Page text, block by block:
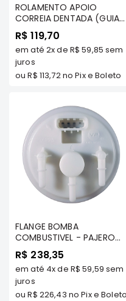
Pajero
ROLAMENTO APOIO
CORREIA DENTADA (GUIA)
- SPACE WAGON 2.4 16V/
LANCER 92/01 / GALANT
2.0 92 / AIRTREK 2.4 (NAO
MIVEC)/ L200 TRITON 2.4
- TSI
R$ 119,70
em até 2xde R$ 59,85 sem
juros
ouR$ 113,72no Pix e Boleto
FLANGE BOMBA
COMBUSTIVEL - PAJERO
SPORT 3.5 FLEX/ DAKAR 3.5
FLEX / L200 TRITON 3.5
FLEX (SISTEMA DELPHI) -
FTK
R$ 238,35
em até 4xde R$ 59,59 sem
juros
ouR$ 226,43 no Pix e Boleto